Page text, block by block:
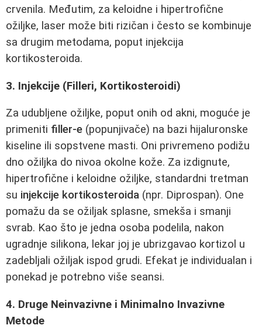
crvenila. Međutim, za keloidne i hipertrofične
ožiljke, laser može biti rizičan i često se kombinuje
sa drugim metodama, poput injekcija
kortikosteroida.
3. Injekcije (Filleri, Kortikosteroidi)
Za udubljene ožiljke, poput onih od akni, moguće je
primeniti filler-e (popunjivače) na bazi hijaluronske
kiseline ili sopstvene masti. Oni privremeno podižu
dno ožiljka do nivoa okolne kože. Za izdignute,
hipertrofične i keloidne ožiljke, standardni tretman
su injekcije kortikosteroida (npr. Diprospan). One
pomažu da se ožiljak splasne, smekša i smanji
svrab. Kao što je jedna osoba podelila, nakon
ugradnje silikona, lekar joj je ubrizgavao kortizol u
zadebljali ožiljak ispod grudi. Efekat je individualan i
ponekad je potrebno više seansi.
4. Druge Neinvazivne i Minimalno Invazivne
Metode